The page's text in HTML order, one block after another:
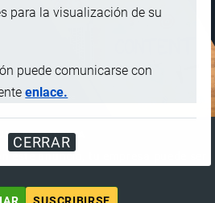
para la visualización de su
puede comunicarse con
enlace.
CERRAR
EMPRESA
este anuncio, tu empresa puede ser